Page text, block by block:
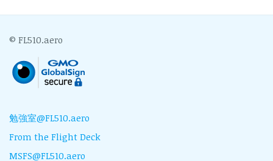
© FL510.aero
勉強室@FL510.aero
From the Flight Deck
MSFS@FL510.aero